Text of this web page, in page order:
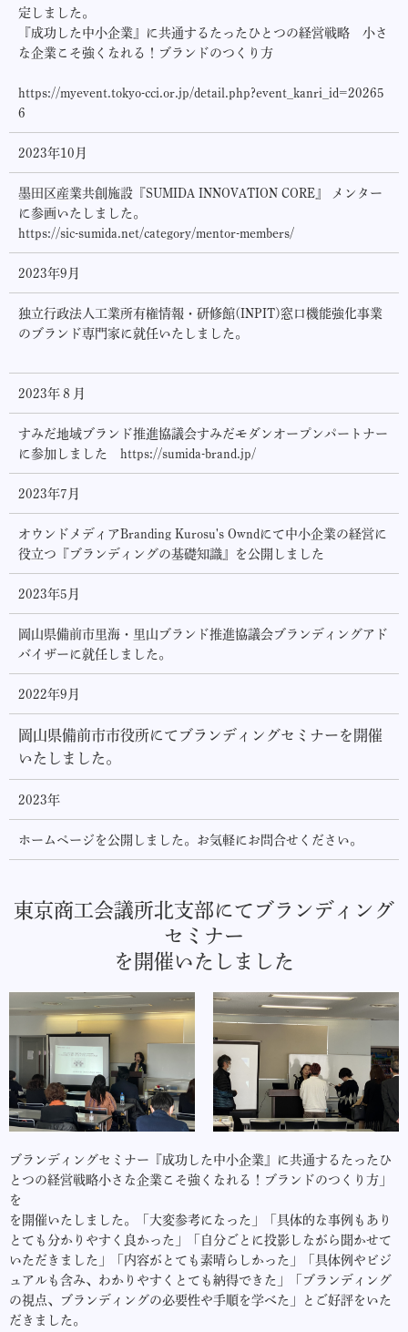
定しました。
『成功した中小企業』に共通するたったひとつの経営戦略 小さ
な企業こそ強くなれる！ブランドのつくり方
https://myevent.tokyo-cci.or.jp/detail.php?event_kanri_id=20265
6
2023年10月
墨田区産業共創施設『SUMIDA INNOVATION CORE』 メンター
に参画いたしました。
https://sic-sumida.net/category/mentor-members/
2023年9月
独立行政法人工業所有権情報・研修館(INPIT)窓口機能強化事業
のブランド専門家に就任いたしました。
2023年８月
すみだ地域ブランド推進協議会すみだモダンオープンパートナー
に参加しました https://sumida-brand.jp/
2023年7月
オウンドメディアBranding Kurosu's Owndにて中小企業の経営に
役立つ『ブランディングの基礎知識』を公開しました
2023年5月
岡山県備前市里海・里山ブランド推進協議会ブランディングアド
バイザーに就任しました。
2022年9月
岡山県備前市市役所にてブランディングセミナーを開催
いたしました。
2023年
ホームページを公開しました。お気軽にお問合せください。
東京商工会議所北支部にてブランディング
セミナー
を開催いたしました
ブランディングセミナー『成功した中小企業』に共通するたったひ
とつの経営戦略小さな企業こそ強くなれる！ブランドのつくり方」
を
を開催いたしました。「大変参考になった」「具体的な事例もあり
とても分かりやすく良かった」「自分ごとに投影しながら聞かせて
いただきました」「内容がとても素晴らしかった」「具体例やビジ
ュアルも含み、わかりやすくとても納得できた」「ブランディング
の視点、ブランディングの必要性や手順を学べた」とご好評をいた
だきました。